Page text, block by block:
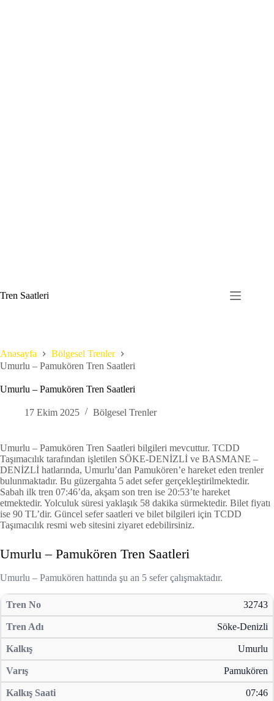
to
content
Tren Saatleri
Anasayfa
Bölgesel Trenler
Umurlu – Pamukören Tren Saatleri
Umurlu – Pamukören Tren Saatleri
17 Ekim 2025 Bölgesel Trenler
Umurlu – Pamukören Tren Saatleri bilgileri mevcuttur. TCDD
Taşımacılık tarafından işletilen SÖKE-DENİZLİ ve BASMANE –
DENİZLİ hatlarında, Umurlu’dan Pamukören’e hareket eden trenler
bulunmaktadır. Bu güzergahta 5 adet sefer gerçekleştirilmektedir.
Sabah ilk tren 07:46’da, akşam son tren ise 20:53’te hareket
etmektedir. Yolculuk süresi yaklaşık 58 dakika sürmektedir. Bilet fiyatı
ise 90 TL’dir. Güncel sefer saatleri ve bilet bilgileri için TCDD
Taşımacılık resmi web sitesini ziyaret edebilirsiniz.
Umurlu – Pamukören Tren Saatleri
Umurlu – Pamukören hattında şu an 5 sefer çalışmaktadır.
32743
Söke-Denizli
Umurlu
Pamukören
07:46